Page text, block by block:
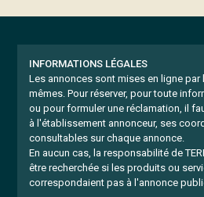
INFORMATIONS LÉGALES
Les annonces sont mises en ligne
mêmes. Pour réserver, pour toute
ou pour formuler une réclamation, il
à l'établissement annonceur, ses
consultables sur chaque annonce.
En aucun cas, la responsabilité de
être recherchée si les produits ou
correspondaient pas à l'annonce